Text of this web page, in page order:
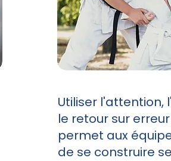
Utiliser
le retour sur
permet aux
de se construire